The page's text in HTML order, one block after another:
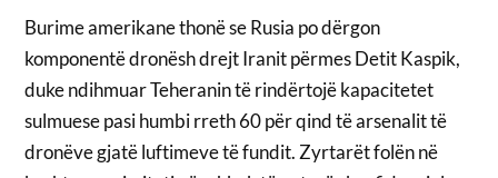
Burime amerikane thonë se Rusia po dërgon
komponentë dronësh drejt Iranit përmes Detit Kaspik,
duke ndihmuar Teheranin të rindërtojë kapacitetet
sulmuese pasi humbi rreth 60 për qind të arsenalit të
dronëve gjatë luftimeve të fundit. Zyrtarët folën në